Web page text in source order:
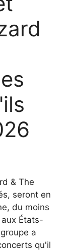
& The
seront en
du moins
États-
a
qu'il